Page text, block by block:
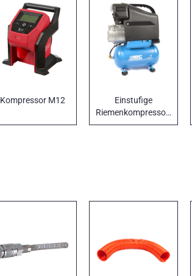
Kompressor M12
Einstufige
Riemenkompressoren